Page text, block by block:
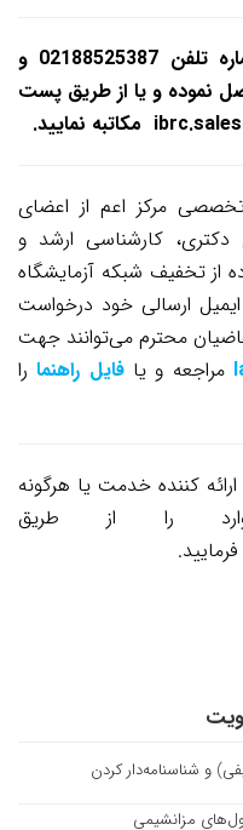
جهت کسب اطلاعات بیشتر با شماره تلفن 02188525387 و
1، تماس حاصل نموده و یا از طریق پست
مکاتبه نمایید.
مرکز اعم از اعضای
کارشناسی ارشد و
از تخفیف شبکه آزمایشگاه
ارسالی خود درخواست
محترم می‌توانند جهت
مراجعه و یافایل راهنمارا
کننده خدمت یا هرگونه
را از طریق
و شناسنامه‌دار کردن
مزانشیمی